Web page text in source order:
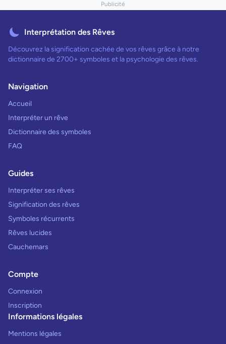
Publicité
Interprétation des Rêves
Découvrez la signification cachée de vos rêves grâce à notre
dictionnaire de 2700+ symboles et la psychologie des rêves.
Navigation
Accueil
Interpréter un rêve
Dictionnaire des symboles
FAQ
Guides
Interpréter ses rêves
Signification des rêves
Symboles récurrents
Rêves lucides
Cauchemars
Compte
Connexion
Inscription
Informations légales
Mentions légales